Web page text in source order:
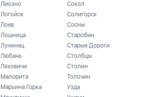
Лиозно
Логойск
Лоев
Лошница
Лунинец
Любань
Ляховичи
Малорита
Марьина Горка
Сокол
Солигорск
Сосны
Старобин
Старые Дороги
Столбцы
Столин
Толочин
Узда